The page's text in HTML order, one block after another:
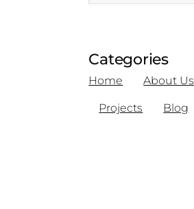
Categories
Home About Us
Projects Blog